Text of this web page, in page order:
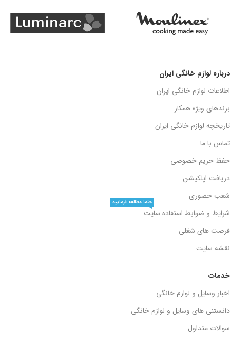
خدمات
اخبار وسایل و لوازم خانگی
دانستنی های وسایل و لوازم خانگی
سوالات متداول
درباره لوازم خانگی ایران
اطلاعات لوازم خانگی ایران
برندهای ویژه همکار
تاریخچه لوازم خانگی ایران
تماس با ما
حفظ حریم خصوصی
دریافت اپلکیشن
شعب حضوری
شرایط و ضوابط استفاده سایت
حتما مطالعه فرمایید
فرصت های شغلی
نقشه سایت